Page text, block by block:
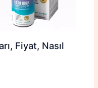
Fiyat, Nasıl